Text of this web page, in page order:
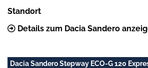
Standort
Details zum Dacia Sandero
Dacia Sandero Stepway ECO-G 120